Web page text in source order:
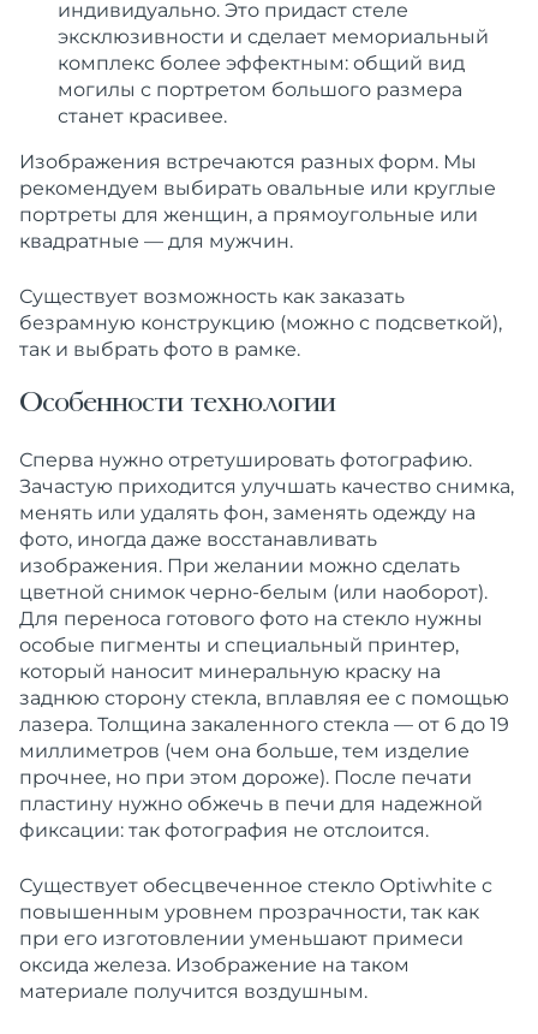
индивидуально. Это придаст стеле
эксклюзивности и сделает мемориальный
комплекс более эффектным: общий вид
могилы с портретом большого размера
станет красивее.
Изображения встречаются разных форм. Мы
рекомендуем выбирать овальные или круглые
портреты для женщин, а прямоугольные или
квадратные — для мужчин.
Существует возможность как заказать
безрамную конструкцию (можно с подсветкой),
так и выбрать фото в рамке.
Особенности технологии
Сперва нужно отретушировать фотографию.
Зачастую приходится улучшать качество снимка,
менять или удалять фон, заменять одежду на
фото, иногда даже восстанавливать
изображения. При желании можно сделать
цветной снимок черно-белым (или наоборот).
Для переноса готового фото на стекло нужны
особые пигменты и специальный принтер,
который наносит минеральную краску на
заднюю сторону стекла, вплавляя ее с помощью
лазера. Толщина закаленного стекла — от 6 до 19
миллиметров (чем она больше, тем изделие
прочнее, но при этом дороже). После печати
пластину нужно обжечь в печи для надежной
фиксации: так фотография не отслоится.
Существует обесцвеченное стекло Optiwhite с
повышенным уровнем прозрачности, так как
при его изготовлении уменьшают примеси
оксида железа. Изображение на таком
материале получится воздушным.